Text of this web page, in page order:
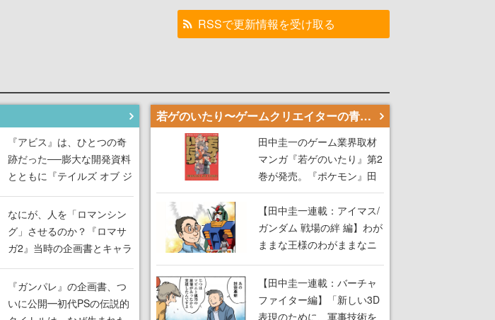
RSSで更新情報を受け取る
『アビス』は、ひとつの奇
跡だった──膨大な開発資料
とともに『テイルズ オブ ジ
アビス』開発陣に聞く、
「生まれた意味を知る
RPG」が生まれた理由【ゲ
ームの企画書】
なにが、人を「ロマンシン
グ」させるのか？『ロマサ
ガ2』当時の企画書とキャラ
設定画から迫る、河津秋敏
がRPGに生み出した「ロマ
ン」の正体とは【ゲームの
企画書】
『ガンパレ』の企画書、つ
いに公開━初代PSの伝説的
若ゲのいたり〜ゲームクリエイターの青春〜
田中圭一のゲーム業界取材
マンガ『若ゲのいたり』第2
巻が発売。『ポケモン』田
尻智さん、『ゼビウス』遠
藤雅伸さんらの貴重なエピ
ソードを収録
【田中圭一連載：アイマス/
ガンダム 戦場の絆 編】わが
ままな王様のわがままなニ
ーズを満たす！──小山順一
朗が貫く姿勢に、ゲームク
リエイターとしての矜持を
見た【若ゲのいたり最終
【田中圭一連載：バーチャ
ファイター編】「新しい3D
表現のために、軍事技術を